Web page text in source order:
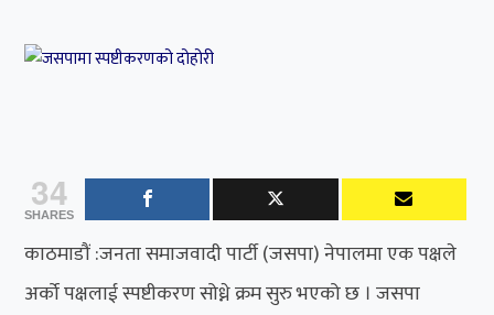
34
SHARES
काठमाडौं :जनता समाजवादी पार्टी (जसपा) नेपालमा एक पक्षले
अर्को पक्षलाई स्पष्टीकरण सोध्ने क्रम सुरु भएको छ । जसपा